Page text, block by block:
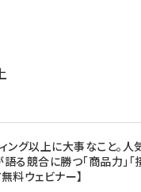
ング以上に大事なこと。人
語る競合に勝つ「商品力」「
料ウェビナー】